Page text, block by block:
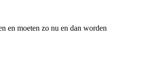
en moeten zo nu en dan worden